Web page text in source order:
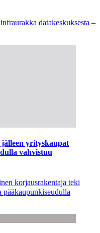
datakeskuksesta –
yrityskaupat
vahvistuu
korjausrakentaja teki
pääkaupunkiseudulla